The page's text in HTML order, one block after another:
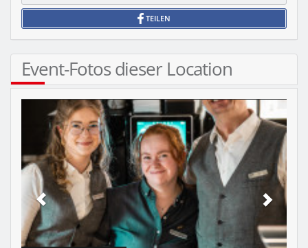
TEILEN
Event-Fotos dieser Location